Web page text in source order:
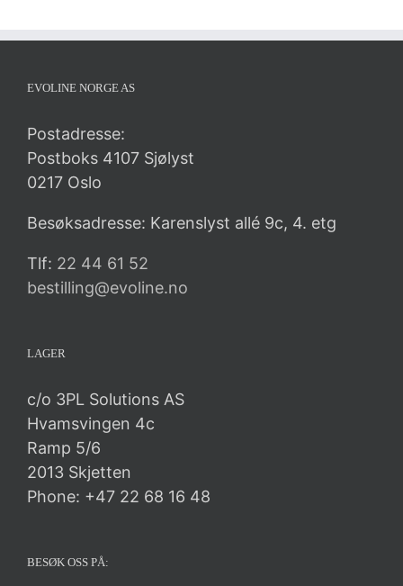
EVOLINE NORGE AS
Postadresse:
Postboks 4107 Sjølyst
0217 Oslo
Besøksadresse: Karenslyst allé 9c, 4. etg
Tlf: 22 44 61 52
bestilling@evoline.no
LAGER
c/o 3PL Solutions AS
Hvamsvingen 4c
Ramp 5/6
2013 Skjetten
Phone: +47 22 68 16 48
BESØK OSS PÅ: